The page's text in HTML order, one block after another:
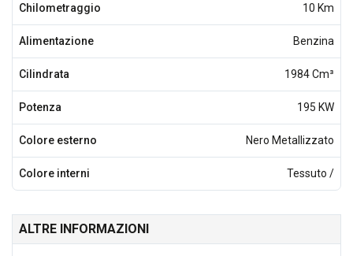
Chilometraggio 10 Km
Alimentazione Benzina
Cilindrata 1984 Cm³
Potenza 195 KW
Colore esterno Nero Metallizzato
Colore interni Tessuto /
ALTRE INFORMAZIONI